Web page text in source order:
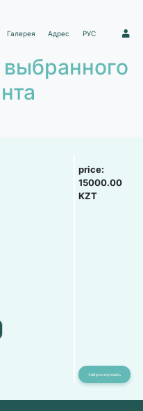
Галерея Адрес РУС 1
price:
15000.00
KZT